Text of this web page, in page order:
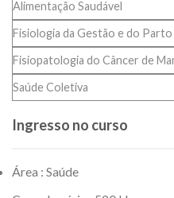
Alimentação Saudável
Fisiologia da Gestão e do Parto
Fisiopatologia do Câncer de
Saúde Coletiva
Ingresso no curso
Área : Saúde